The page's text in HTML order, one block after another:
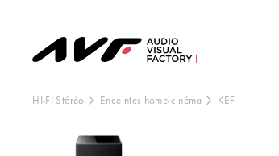
HI-FI Stéréo Enceintes home-cinéma KEF